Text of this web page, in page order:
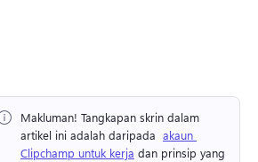
Makluman! Tangkapan skrin dalam
artikel ini adalah daripada ⁠ akaun
Clipchamp untuk kerja ⁠ dan prinsip yang